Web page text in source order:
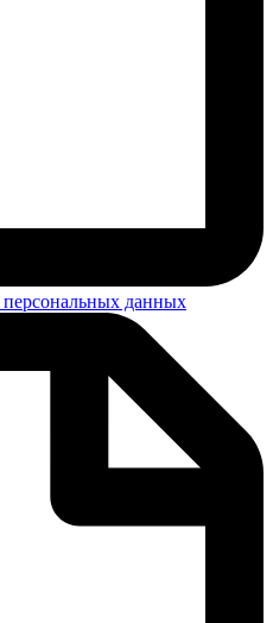
данных